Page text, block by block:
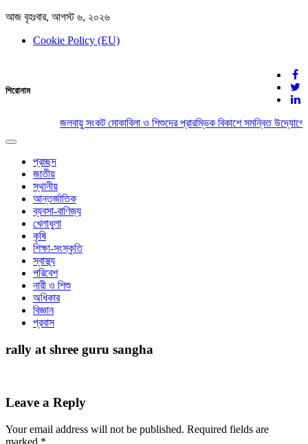
আজ বৃহঃবার, আগস্ট ৬, ২০২৬
Cookie Policy (EU)
দেশের খবর
যুক্ত থাকুন দেশের সঙ্গে
শিরোনাম
জলবায়ু সংকট মোকাবিলা ও শিশুদের প্রারম্ভিক বিকাশে সমন্বিত
Toggle
navigation
প্রচ্ছদ
জাতীয়
স্থানীয়
আন্তর্জাতিক
ব্যবসা-বাণিজ্য
খেলাধুলা
কৃষি
শিক্ষা-সংস্কৃতি
স্বাস্থ্য
পরিবেশ
নারী ও শিশু
অধিকার
বিজ্ঞান
প্রবাস
rally at shree guru sangha
Leave a Reply
Your email address will not be published. Required fields are
marked *